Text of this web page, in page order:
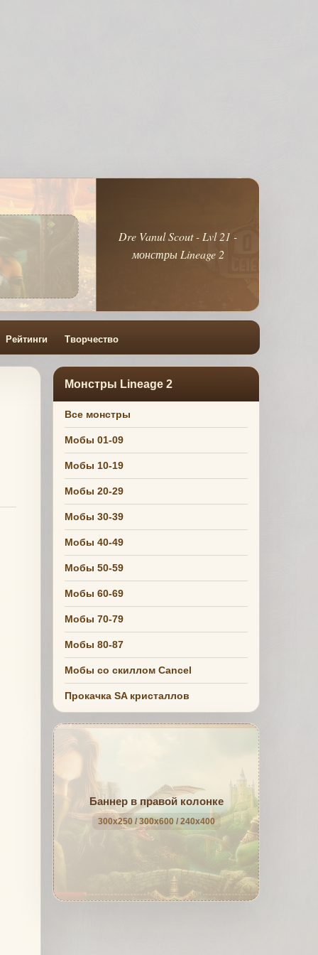
Dre Vanul Scout - Lvl 21 -
монстры Lineage 2
Рейтинги Творчество
Монстры Lineage 2
Все монстры
Мобы 01-09
Мобы 10-19
Мобы 20-29
Мобы 30-39
Мобы 40-49
Мобы 50-59
Мобы 60-69
Мобы 70-79
Мобы 80-87
Мобы со скиллом Cancel
Прокачка SA кристаллов
Баннер в правой колонке
300x250 / 300x600 / 240x400